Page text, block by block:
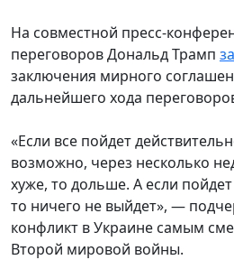
На совместной пресс-
переговоров Дональд Трамп
заключения мирного
дальнейшего хода
«Если все пойдет
возможно, через несколько
хуже, то дольше. А если
то ничего не выйдет», —
конфликт в Украине самым
Второй мировой войны.